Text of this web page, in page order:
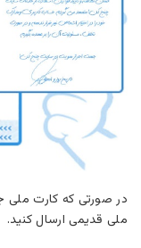
در صورتی که کارت ملی
ملی قدیمی ارسال کنید.